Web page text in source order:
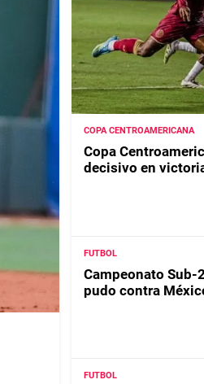
COPA CENTROAMERICANA
Copa
decisivo en
FUTBOL
Campeonato Sub-
pudo contra
FUTBOL